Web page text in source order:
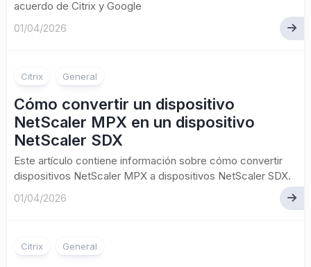
acuerdo de Citrix y Google
01/04/2026
Citrix General
Cómo convertir un dispositivo
NetScaler MPX en un dispositivo
NetScaler SDX
Este artículo contiene información sobre cómo convertir
dispositivos NetScaler MPX a dispositivos NetScaler SDX.
01/04/2026
Citrix General